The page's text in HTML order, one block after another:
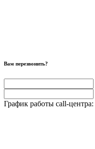
Вам перезвонить?
График работы call-центра: